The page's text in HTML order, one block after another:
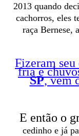
2013 quando
cachorros, eles
raça Bernese,
Fizeram seu
fria e
SP, vem
E então o
cedinho e já